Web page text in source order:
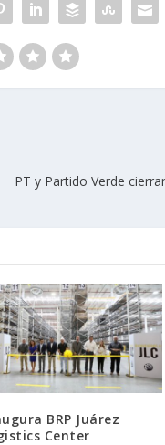
PT y Partido Verde
BRP Juárez
Center